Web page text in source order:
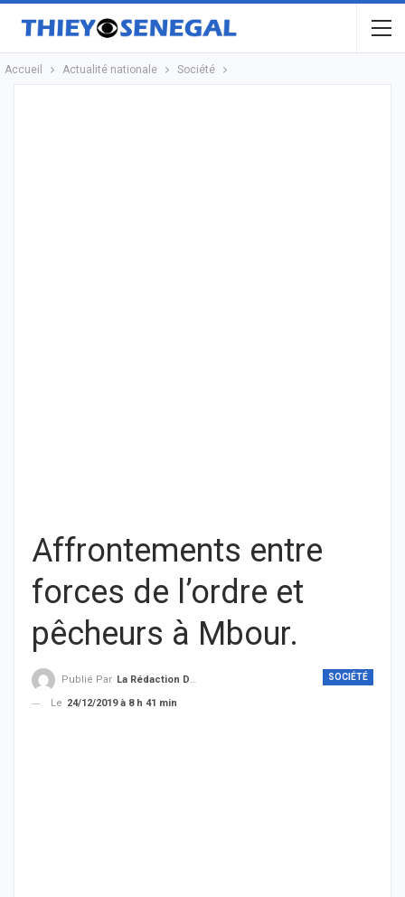
Accueil Actualité nationale Société
Affrontements entre
forces de l’ordre et
pêcheurs à Mbour.
SOCIÉTÉ
Publié Par La Rédaction De THIEYSENEGAL.com
Le 24/12/2019 à 8 h 41 min